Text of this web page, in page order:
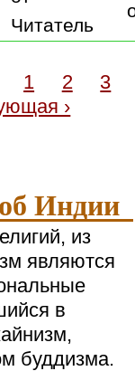
Читатель
1 2
3
›
Индии
из
являются
в
буддизма.